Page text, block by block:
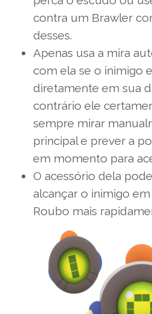
contra um Brawler
desses.
Apenas usa a mira
com ela se o inimigo
diretamente em sua
contrário ele
sempre mirar
principal e prever a
em momento para
O acessório dela
alcançar o inimigo
Roubo mais